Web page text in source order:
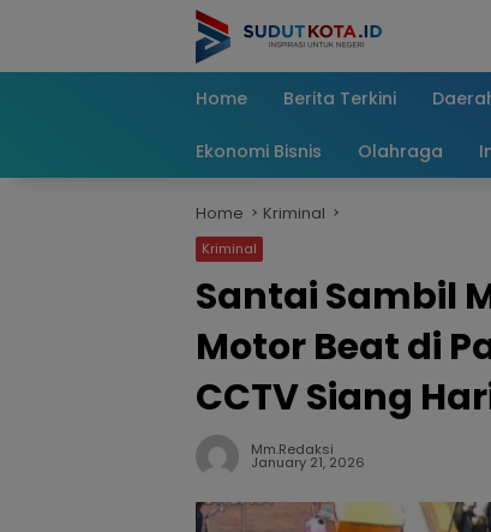
Home
Berita Terkini
Ekonomi Bisnis Olahraga
Home Kriminal
Kriminal
Santai Sambil
Motor Beat di
CCTV Siang
Mm.redaksi
January 21, 2026